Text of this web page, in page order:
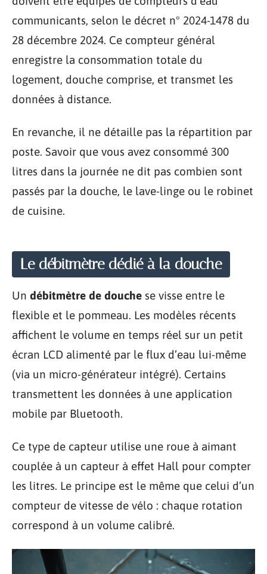
communicants, selon le décret n° 2024-1478 du
28 décembre 2024. Ce compteur général
enregistre la consommation totale du
logement, douche comprise, et transmet les
données à distance.
En revanche, il ne détaille pas la répartition par
poste. Savoir que vous avez consommé 300
litres dans la journée ne dit pas combien sont
passés par la douche, le lave-linge ou le robinet
de cuisine.
Le débitmètre dédié à la douche
Un débitmètre de douche se visse entre le
flexible et le pommeau. Les modèles récents
affichent le volume en temps réel sur un petit
écran LCD alimenté par le flux d’eau lui-même
(via un micro-générateur intégré). Certains
transmettent les données à une application
mobile par Bluetooth.
Ce type de capteur utilise une roue à aimant
couplée à un capteur à effet Hall pour compter
les litres. Le principe est le même que celui d’un
compteur de vitesse de vélo : chaque rotation
correspond à un volume calibré.